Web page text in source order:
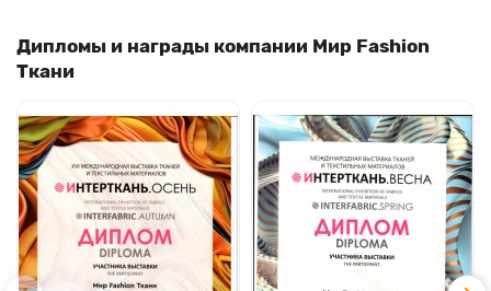
Дипломы и награды компании Мир Fashion
Ткани